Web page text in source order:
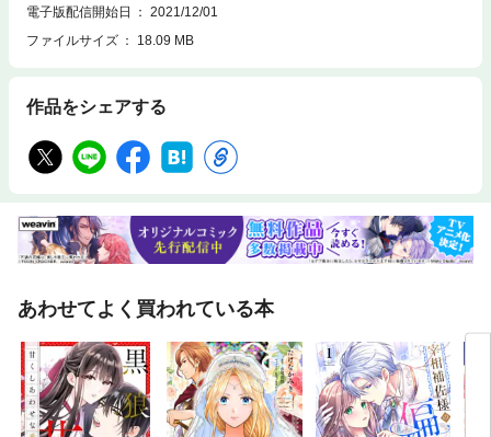
電子版配信開始日
2021/12/01
ファイルサイズ
18.09 MB
作品をシェアする
あわせてよく買われている本